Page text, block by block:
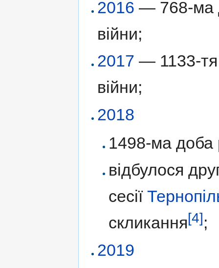
2016 — 768-ма
війни;
2017 — 1133-тя
війни;
2018
1498-ма доба
відбулося
сесії
скликання[4];
2019